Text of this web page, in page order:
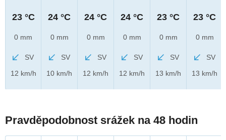
23 °C
0 mm
SV
12 km/h
24 °C
0 mm
SV
10 km/h
24 °C
0 mm
SV
12 km/h
24 °C
0 mm
SV
12 km/h
23 °C
0 mm
SV
13 km/h
23 °C
0 mm
SV
13 km/h
Pravděpodobnost srážek na 48 hodin